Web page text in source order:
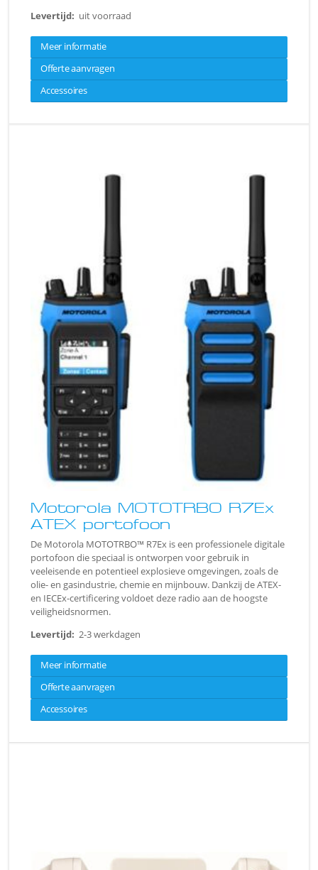
Levertijd: uit voorraad
Meer informatie
Offerte aanvragen
Accessoires
Motorola MOTOTRBO R7Ex
ATEX portofoon
De Motorola MOTOTRBO™ R7Ex is een professionele digitale
portofoon die speciaal is ontworpen voor gebruik in
veeleisende en potentieel explosieve omgevingen, zoals de
olie- en gasindustrie, chemie en mijnbouw. Dankzij de ATEX-
en IECEx-certificering voldoet deze radio aan de hoogste
veiligheidsnormen.
Levertijd: 2-3 werkdagen
Meer informatie
Offerte aanvragen
Accessoires